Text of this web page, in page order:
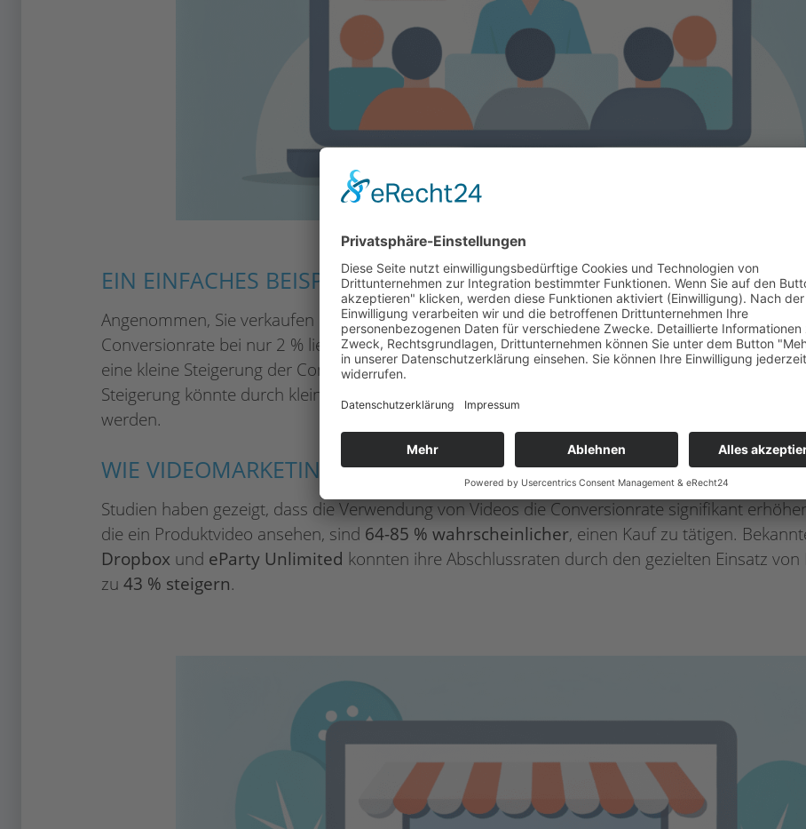
EIN EINFACHES BEISPIEL ZUR VERANSCHAULICHUNG:
Angenommen, Sie verkaufen ein Produkt für 500 € und haben monatlich 10.000 Website-
Conversionrate bei nur 2 % liegt, bedeutet dies, dass 200 Käufer den Umsatz von 100.000 €
eine kleine Steigerung der Conversionrate – etwa auf 2,2 % – würde den Umsatz um 10.000 €
Steigerung könnte durch kleine Anpassungen an der Website oder durch die Nutzung von
werden.
WIE VIDEOMARKETING IHRE CONVERSIONRATE STEIGERT
Studien haben gezeigt, dass die Verwendung von Videos die Conversionrate signifikant
die ein Produktvideo ansehen, sind 64-85 % wahrscheinlicher, einen Kauf zu tätigen.
Dropbox und eParty Unlimited konnten ihre Abschlussraten durch den gezielten Einsatz von
zu 43 % steigern.